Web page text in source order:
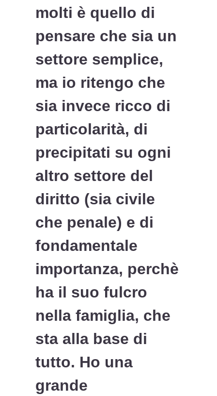
molti è quello di
pensare che sia un
settore semplice,
ma io ritengo che
sia invece ricco di
particolarità, di
precipitati su ogni
altro settore del
diritto (sia civile
che penale) e di
fondamentale
importanza, perchè
ha il suo fulcro
nella famiglia, che
sta alla base di
tutto. Ho una
grande